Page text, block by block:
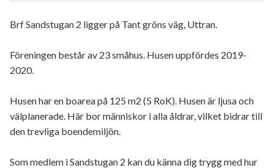
Brf Sandstugan 2 ligger på Tant gröns väg, Uttran.
Föreningen består av 23 småhus. Husen uppfördes 2019-
2020.
Husen har en boarea på 125 m2 (5 RoK). Husen är ljusa och
välplanerade. Här bor människor i alla åldrar, vilket bidrar till
den trevliga boendemiljön.
Som medlem i Sandstugan 2 kan du känna dig trygg med hur